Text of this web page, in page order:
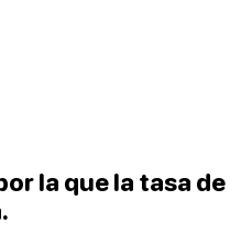
la que la tasa de